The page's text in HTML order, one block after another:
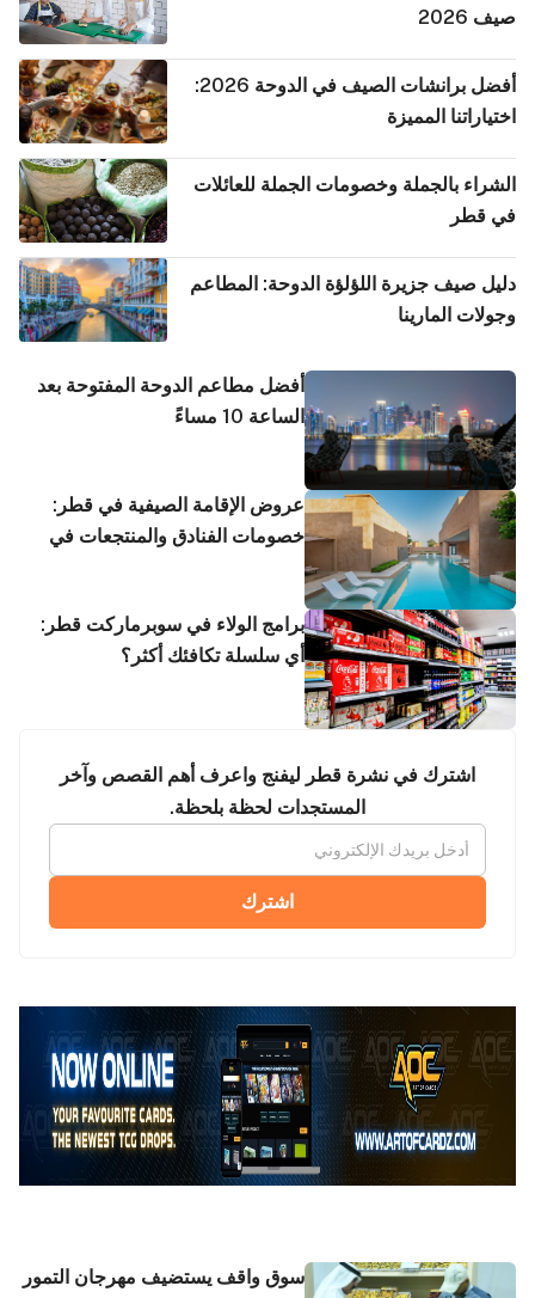
صيف 2026
أفضل برانشات الصيف في الدوحة 2026:
اختياراتنا المميزة
الشراء بالجملة وخصومات الجملة للعائلات
في قطر
دليل صيف جزيرة اللؤلؤة الدوحة: المطاعم
وجولات المارينا
أفضل مطاعم الدوحة المفتوحة بعد
الساعة 10 مساءً
عروض الإقامة الصيفية في قطر:
خصومات الفنادق والمنتجعات في
برامج الولاء في سوبرماركت قطر:
أي سلسلة تكافئك أكثر؟
اشترك في نشرة قطر ليفنج واعرف أهم القصص وآخر
المستجدات لحظة بلحظة.
اشترك
سوق واقف يستضيف مهرجان التمور